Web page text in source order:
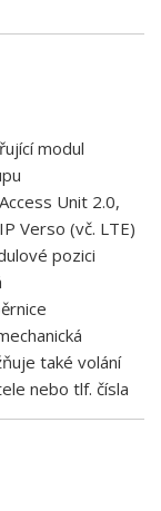
modul
Unit 2.0,
Verso (vč. LTE)
pozici
také volání
nebo tlf. čísla